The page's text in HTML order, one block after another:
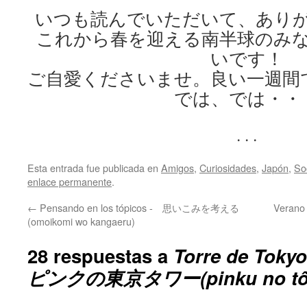
いつも読んでいただいて、あり
これから春を迎える南半球のみ
いです！
ご自愛くださいませ。良い一週
では、では・・
. . .
Esta entrada fue publicada en Amigos, Curiosidades, Japón,
enlace permanente.
← Pensando en los tópicos - 思いこみを考える
(omoikomi wo kangaeru)
28 respuestas a Torre de
ピンクの東京タワー(pinku no